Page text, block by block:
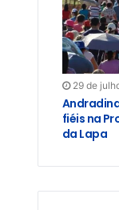
29 de
fiéis na
da Lapa